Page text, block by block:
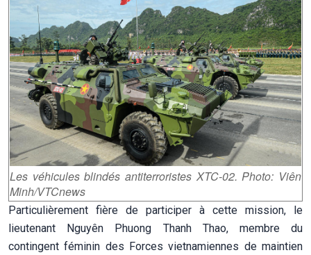
Les véhicules blindés antiterroristes XTC-02. Photo: Viên
Minh/VTCnews
Particulièrement fière de participer à cette mission, le
lieutenant Nguyên Phuong Thanh Thao, membre du
contingent féminin des Forces vietnamiennes de maintien